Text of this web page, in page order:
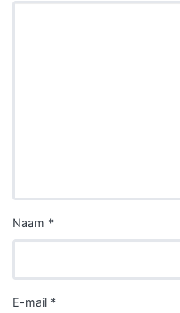
Naam *
E-mail *